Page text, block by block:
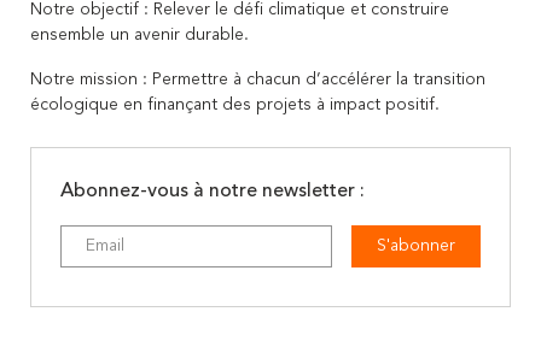
Notre objectif : Relever le défi climatique et construire
ensemble un avenir durable.
Notre mission : Permettre à chacun d’accélérer la transition
écologique en finançant des projets à impact positif.
Abonnez-vous à notre newsletter :
S'abonner